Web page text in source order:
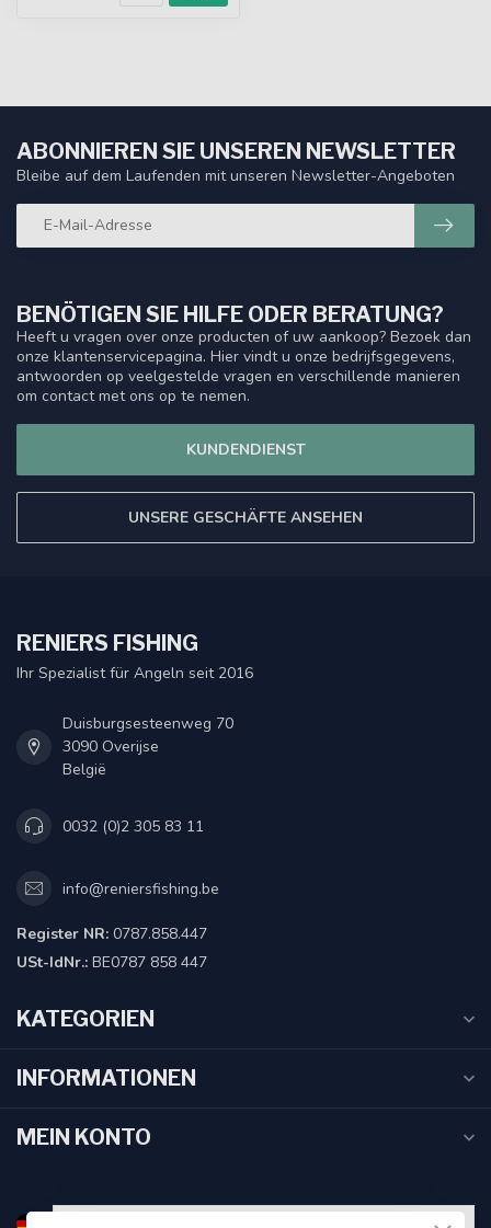
BENÖTIGEN SIE HILFE ODER BERATUNG?
Heeft u vragen over onze producten of uw aankoop? Bezoek dan
onze klantenservicepagina. Hier vindt u onze bedrijfsgegevens,
antwoorden op veelgestelde vragen en verschillende manieren
om contact met ons op te nemen.
KUNDENDIENST
UNSERE GESCHÄFTE ANSEHEN
ABONNIEREN SIE UNSEREN NEWSLETTER
Bleibe auf dem Laufenden mit unseren Newsletter-Angeboten
RENIERS FISHING
Ihr Spezialist für Angeln seit 2016
Duisburgsesteenweg 70
3090 Overijse
België
0032 (0)2 305 83 11
info@reniersfishing.be
Register NR: 0787.858.447
USt-IdNr.: BE0787 858 447
KATEGORIEN
INFORMATIONEN
MEIN KONTO